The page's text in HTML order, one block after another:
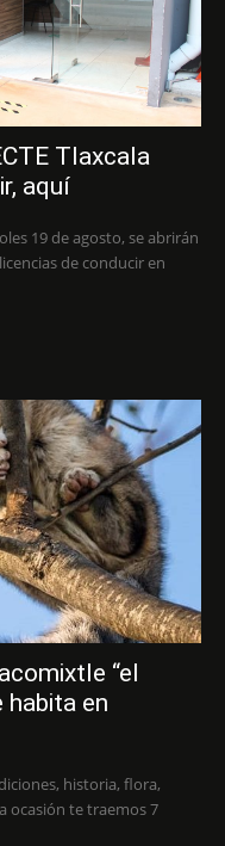
Tlaxcala
aquí
19 de agosto, se abrirán
de conducir en
“el
en
historia, flora,
ocasión te traemos 7